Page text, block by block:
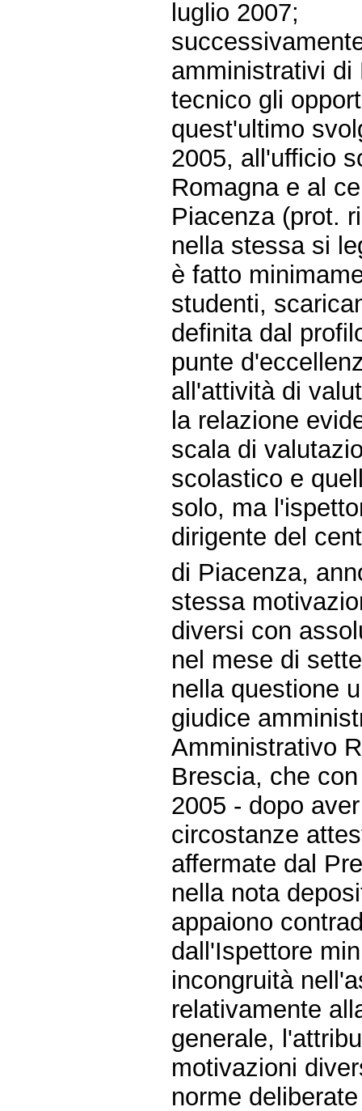
luglio 2007;
amministrativi di
tecnico gli
quest'ultimo
2005, all'ufficio
Romagna e al
Piacenza (prot.
nella stessa si
è fatto
studenti,
definita dal
punte
all'attività di
la relazione
scala di
scolastico e
solo, ma
dirigente del
di Piacenza,
stessa
diversi con
nel mese di
nella questione
giudice
Amministrativo
Brescia, che
2005 - dopo
circostanze
affermate dal
nella nota
appaiono
dall'Ispettore
incongruità
relativamente
generale,
motivazioni
norme